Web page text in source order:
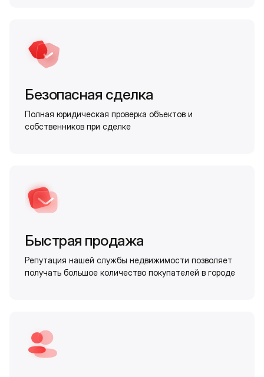
Безопасная сделка
Полная юридическая проверка объектов и
собственников при сделке
Быстрая продажа
Репутация нашей службы недвижимости позволяет
получать большое количество покупателей в городе